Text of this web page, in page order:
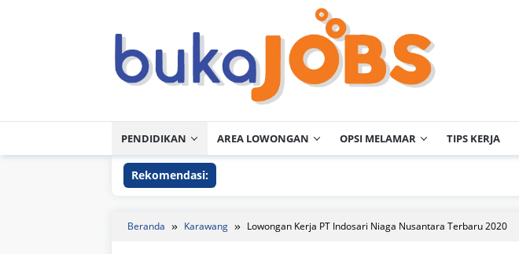
PENDIDIKAN AREA LOWONGAN OPSI MELAMAR TIPS KERJA
Rekomendasi:
Beranda Karawang Lowongan Kerja PT Indosari Niaga Nusantara Terbaru 2020